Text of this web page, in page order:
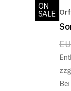
ON
SALE